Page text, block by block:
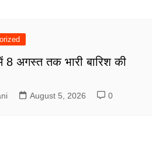
में 8 अगस्त तक भारी बारिश की
August 5, 2026 0